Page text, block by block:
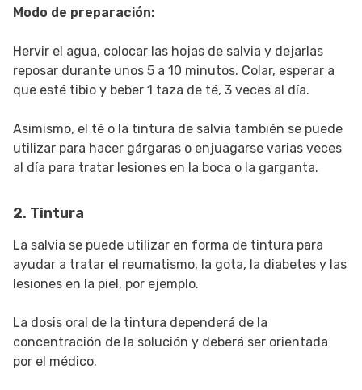
Modo de preparación:
Hervir el agua, colocar las hojas de salvia y dejarlas
reposar durante unos 5 a 10 minutos. Colar, esperar a
que esté tibio y beber 1 taza de té, 3 veces al día.
Asimismo, el té o la tintura de salvia también se puede
utilizar para hacer gárgaras o enjuagarse varias veces
al día para tratar lesiones en la boca o la garganta.
2. Tintura
La salvia se puede utilizar en forma de tintura para
ayudar a tratar el reumatismo, la gota, la diabetes y las
lesiones en la piel, por ejemplo.
La dosis oral de la tintura dependerá de la
concentración de la solución y deberá ser orientada
por el médico.